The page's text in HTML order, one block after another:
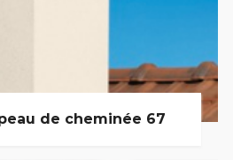
de cheminée 67